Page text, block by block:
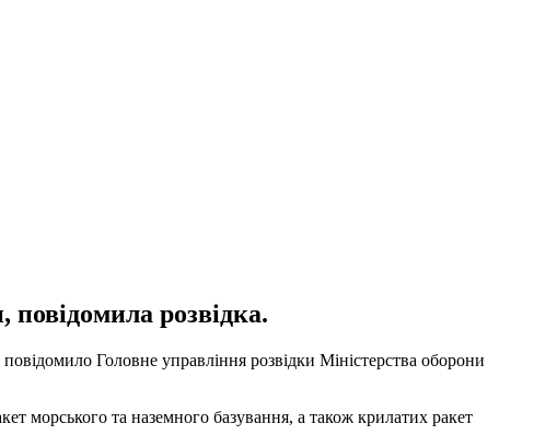
розвідка.
Головне управління розвідки Міністерства оборони
морського та наземного базування, а також крилатих ракет